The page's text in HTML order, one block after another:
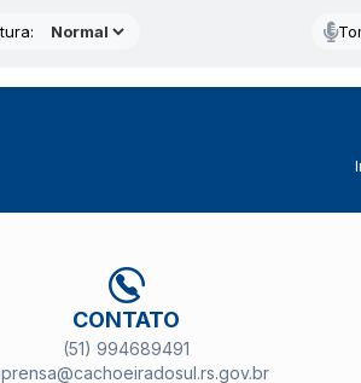
CONTATO
(51) 994689491